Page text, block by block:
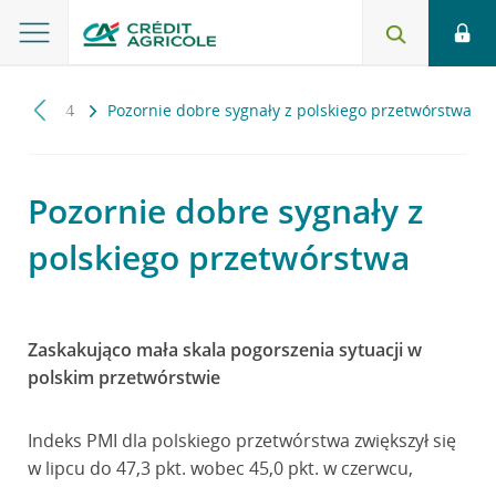
2024 Pozornie dobre sygnały z polskiego przetwórstwa
Pozornie dobre sygnały z
polskiego przetwórstwa
Zaskakująco mała skala pogorszenia sytuacji w
polskim przetwórstwie
Indeks PMI dla polskiego przetwórstwa zwiększył się
w lipcu do 47,3 pkt. wobec 45,0 pkt. w czerwcu,